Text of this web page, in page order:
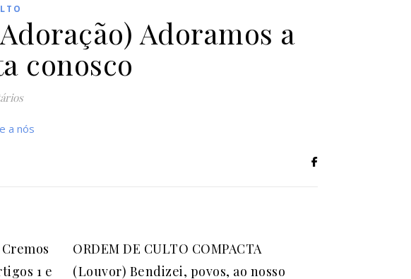
Adoramos a
conosco
a nós
1 e
ORDEM DE CULTO COMPACTA
(Louvor) Bendizei, povos, ao nosso